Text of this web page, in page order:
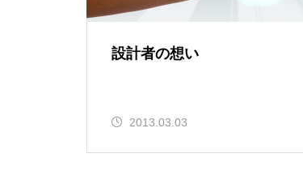
設計者の想い
2013.03.03